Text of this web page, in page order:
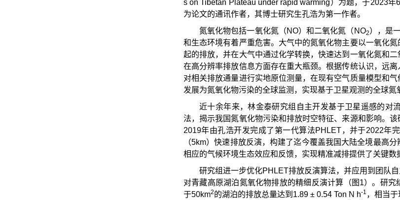
s on Tibetan Plateau under rapid warming）为题，于2023
为论文的通讯作者，其博士研究生孔浩为第一作者。
氮氧化物包括一氧化氮（NO）和二氧化氮（NO2），是
和生态环境有着严重危害。大气中的氮氧化物主要以一氧化
起的排放，并在大气中通过化学转换，快速达到一氧化氮和
在高分辨率排放信息方面存在重大瓶颈。根据传统认识，远
对相关排放通量进行实地原位测量，在现有空气质量模型和
发展为氮氧化物污染的全球监测，实现基于卫星观测的全球
近十余年来，林金泰研究组自主开发基于卫星遥感的对
法，揭示我国氮氧化物污染和排放时空特征、来源和影响。
2019年由孔浩开发完成了第一代算法PHLET，并于2022年
（5km）快速排放反演，构建了迄今覆盖我国大陆全境最高
相应的气候环境生态效应和反馈，实现精准减排提供了关键数
研究组进一步优化PHLET排放反演算法，并应用到团队
对青藏高原湖泊氮氧化物排放的精细反演计算（图1）。研
于50km2的湖泊的排放总量达到1.89 ± 0.54 Ton N h-1 ，相当